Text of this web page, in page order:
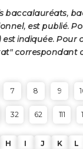
baccalauréats,
est publié.
indiquée. Pour
correspondant
7 8 9
32 62 111
H I J K L